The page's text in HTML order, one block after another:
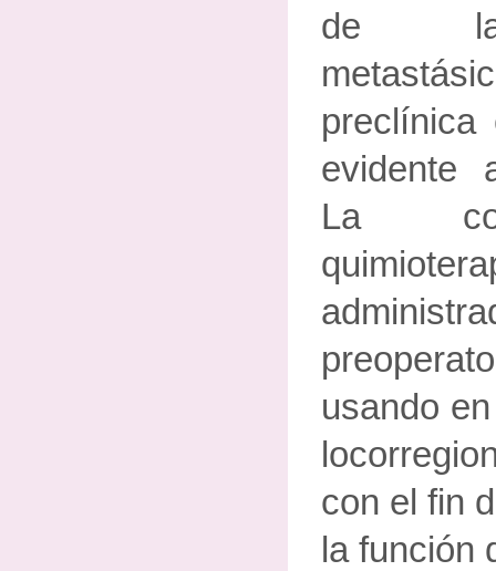
de la
evidente
La
usando
con el fin
la función